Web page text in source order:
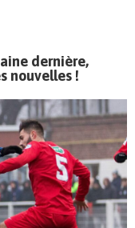
dernière,
nouvelles !